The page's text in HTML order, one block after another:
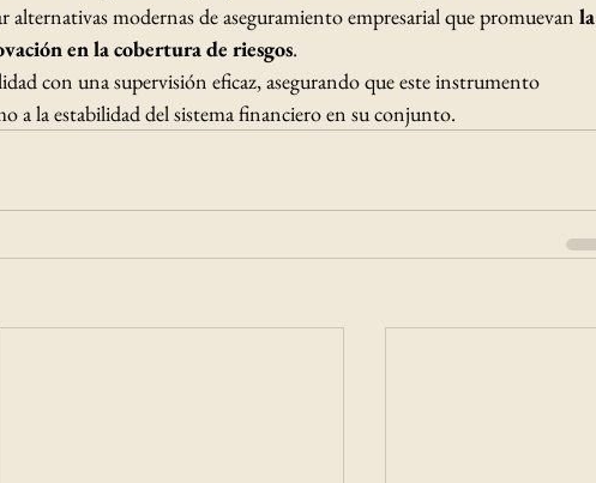
alternativas modernas de aseguramiento empresarial que promuevan la
en la cobertura de riesgos.
con una supervisión eficaz, asegurando que este instrumento
a la estabilidad del sistema financiero en su conjunto.